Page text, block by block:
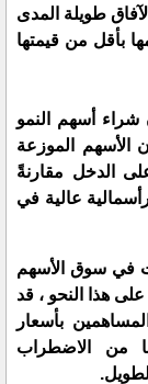
طويلة المدى
بأقل من قيمتها
أسهم النمو
الموزعة
الدخل مقارنةً
عالية في
في سوق الأسهم
هذا النحو ، قد
بأسعار
من الاضطراب